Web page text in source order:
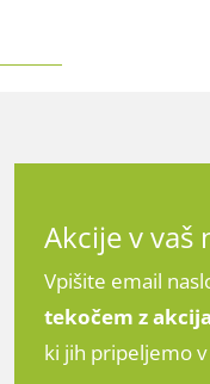
Akcije v vaš
Vpišite email
tekočem z
ki jih pripeljemo